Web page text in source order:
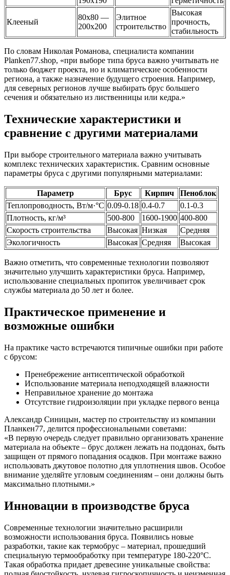
Клееный
80х80 —
200х200
Элитное
строительство
Высокая
прочность,
стабильность
По словам Николая Романова, специалиста компании
Planken77.shop, «при выборе типа бруса важно учитывать не
только бюджет проекта, но и климатические особенности
региона, а также назначение будущего строения. Например,
для северных регионов лучше выбирать брус большего
сечения и обязательно из лиственницы или кедра.»
Технические характеристики и
сравнение с другими материалами
При выборе строительного материала важно учитывать
комплекс технических характеристик. Сравним основные
параметры бруса с другими популярными материалами:
Параметр Брус Кирпич
Пеноблок
Теплопроводность, Вт/м·°C 0.09-0.18 0.4-0.7
0.1-0.3
Плотность, кг/м³
500-800 1600-1900 400-800
Скорость строительства
Высокая Низкая
Средняя
Экологичность
Высокая Средняя Высокая
Важно отметить, что современные технологии позволяют
значительно улучшить характеристики бруса. Например,
использование специальных пропиток увеличивает срок
службы материала до 50 лет и более.
Практическое применение и
возможные ошибки
На практике часто встречаются типичные ошибки при работе
с брусом:
Пренебрежение антисептической обработкой
Использование материала неподходящей влажности
Неправильное хранение до монтажа
Отсутствие гидроизоляции при укладке первого венца
Александр Синицын, мастер по строительству из компании
Планкен77, делится профессиональными советами:
«В первую очередь следует правильно организовать хранение
материала на объекте – брус должен лежать на поддонах, быть
защищен от прямого попадания осадков. При монтаже важно
использовать джутовое полотно для уплотнения швов. Особое
внимание уделяйте угловым соединениям – они должны быть
максимально плотными.»
Инновации в производстве бруса
Современные технологии значительно расширили
возможности использования бруса. Появились новые
разработки, такие как термобрус – материал, прошедший
специальную термообработку при температуре 180-220°C.
Такая обработка придает древесине уникальные свойства: